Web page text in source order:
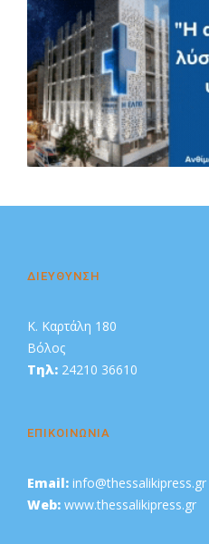
ΔΙΕΥΘΥΝΣΗ
Κ. Καρτάλη 180
Βόλος
Τηλ: 24210 36610
ΕΠΙΚΟΙΝΩΝΙΑ
Email: info@thessalikipress.gr
Web: www.thessalikipress.gr